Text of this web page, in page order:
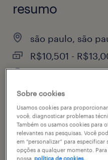
resumo
são paulo, são
R$10,501 -
temporário
vagas disponíveis
especialidade
Sobre cookies
Usamos cookies para
você, diagnosticar problemas
Também os usamos cookies para
relevantes nas pesquisas. Você
em “personalizar” para
opções a qualquer momento.
nossa política de cookies.